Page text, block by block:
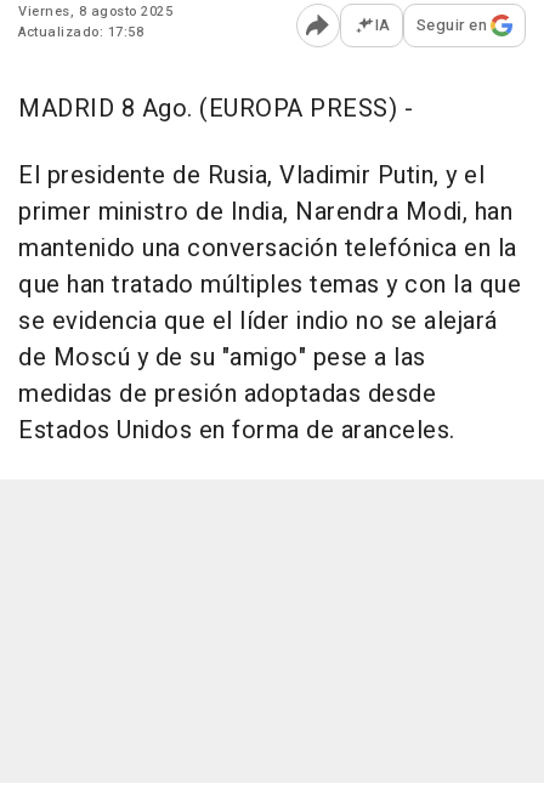
Viernes, 8 agosto 2025
Actualizado: 17:58
Abrir opciones para
IA Seguir en
MADRID 8 Ago. (EUROPA PRESS) -
El presidente de Rusia, Vladimir Putin, y el
primer ministro de India, Narendra Modi, han
mantenido una conversación telefónica en la
que han tratado múltiples temas y con la que
se evidencia que el líder indio no se alejará
de Moscú y de su "amigo" pese a las
medidas de presión adoptadas desde
Estados Unidos en forma de aranceles.